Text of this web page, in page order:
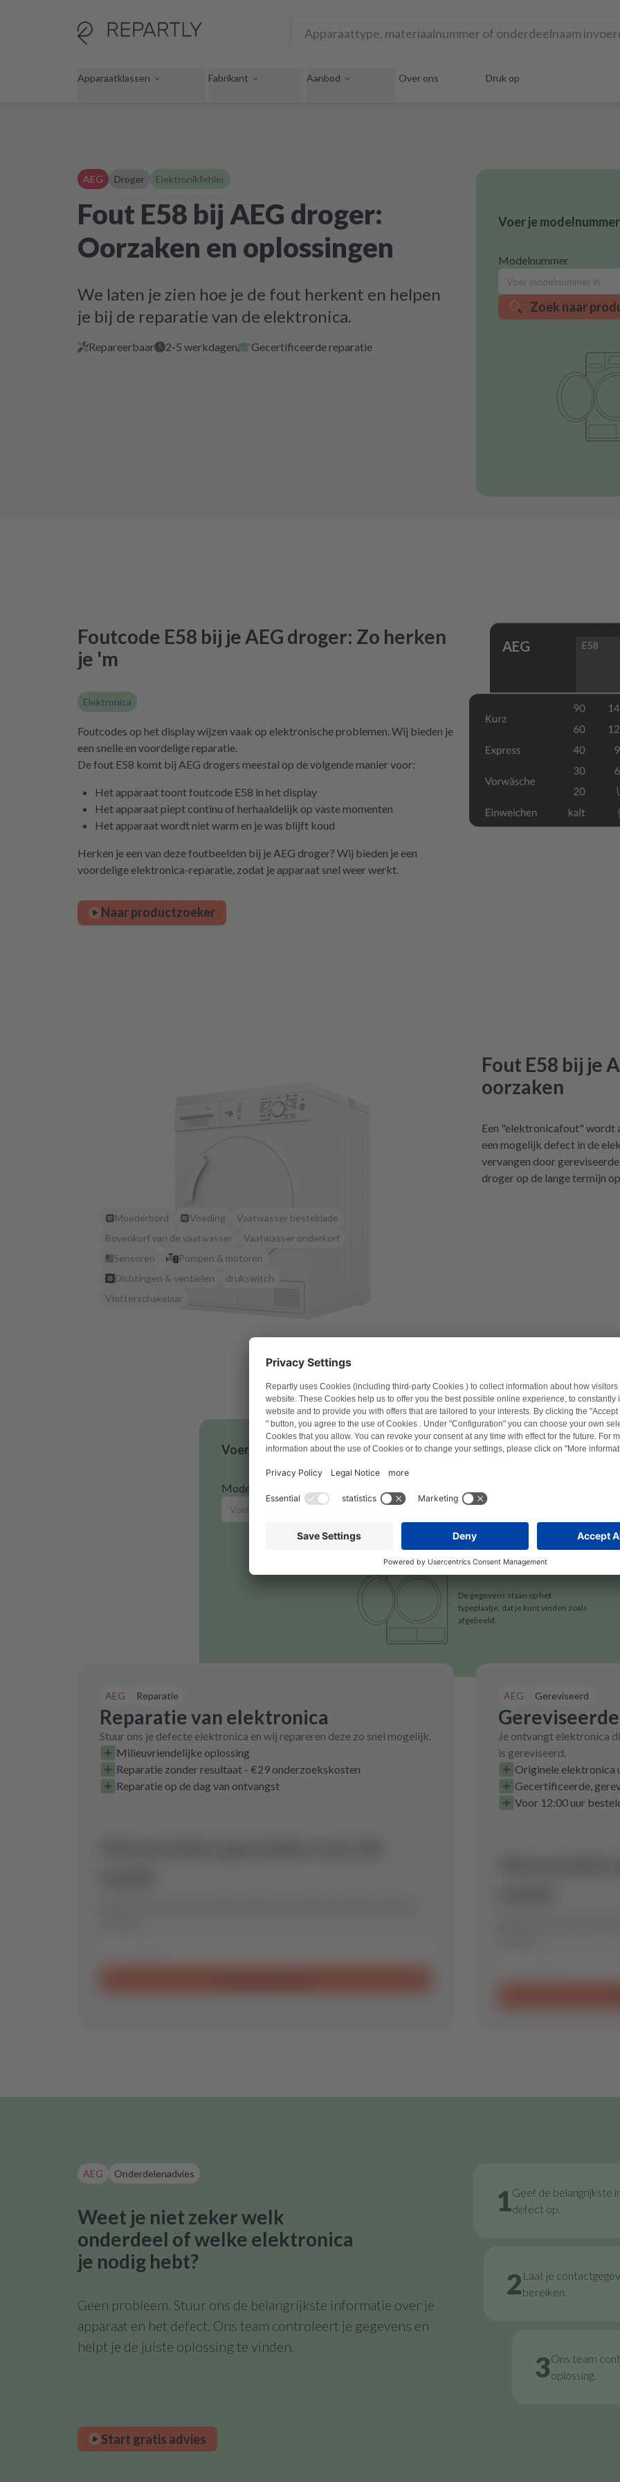
Apparaatklassen Fabrikant Aanbod Over ons Druk op
AEG Droger Elektronikfehler
Fout E58 bij AEG droger:
Oorzaken en oplossingen
We laten je zien hoe je de fout herkent en helpen
je bij de reparatie van de elektronica.
Repareerbaar 2-5 werkdagen Gecertificeerde reparatie
Voer je
Modelnummer
Zoek naar
Foutcode E58 bij je AEG droger: Zo herken
je 'm
Elektronica
Foutcodes op het display wijzen vaak op elektronische problemen. Wij bieden je
een snelle en voordelige reparatie.
De fout E58 komt bij AEG drogers meestal op de volgende manier voor:
Het apparaat toont foutcode E58 in het display
Het apparaat piept continu of herhaaldelijk op vaste momenten
Het apparaat wordt niet warm en je was blijft koud
Herken je een van deze foutbeelden bij je AEG droger? Wij bieden je een
voordelige elektronica-reparatie, zodat je apparaat snel weer werkt.
Naar productzoeker
AEG E58
Moederbord Voeding
Vaatwasser besteklade
Bovenkorf van de vaatwasser
Vaatwasser onderkorf
Sensoren
Pompen & motoren
Dichtingen & ventielen
drukswitch
Vlotterschakelaar
Fout E58 bij je
oorzaken
Een "elektronicafout" wordt
een mogelijk defect in de
vervangen door
droger op de lange termijn
Voer je modelnummer in om geschikte producten te vinden.
Modelnummer
Zoek naar product
De gegevens staan op het
typeplaatje, dat je kunt vinden zoals
afgebeeld.
AEG Reparatie
Reparatie van elektronica
Stuur ons je defecte elektronica en wij repareren deze zo snel mogelijk.
Milieuvriendelijke oplossing
Reparatie zonder resultaat - €29 onderzoekskosten
Reparatie op de dag van ontvangst
AEG Gereviseerd
Je ontvangt elektronica
is gereviseerd.
Originele elektronica
Gecertificeerde,
Voor 12:00 uur
AEG Onderdelenadvies
Weet je niet zeker welk
onderdeel of welke elektronica
je nodig hebt?
Geen probleem. Stuur ons de belangrijkste informatie over je
apparaat en het defect. Ons team controleert je gegevens en
helpt je de juiste oplossing te vinden.
1Geef de belangrijkste
defect op.
2 Laat je
bereiken.
3Ons team
oplossing.
Start gratis advies